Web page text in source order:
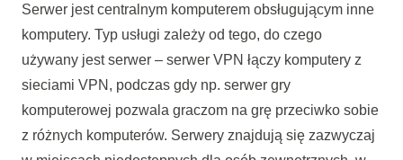
Serwer jest centralnym komputerem obsługującym inne
komputery. Typ usługi zależy od tego, do czego
używany jest serwer – serwer VPN łączy komputery z
sieciami VPN, podczas gdy np. serwer gry
komputerowej pozwala graczom na grę przeciwko sobie
z różnych komputerów. Serwery znajdują się zazwyczaj